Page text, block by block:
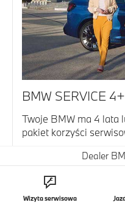
BMW SERVICE
Twoje BMW ma 4 lata
pakiet korzyści
Dowiedz się więcej
Dealer
Wizyta serwisowa